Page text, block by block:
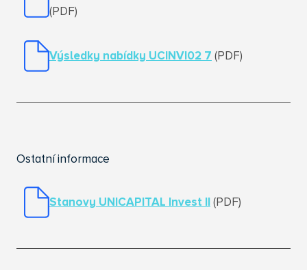
(PDF)
Výsledky nabídky UCINVI02 7 (PDF)
Ostatní informace
Stanovy UNICAPITAL Invest II (PDF)